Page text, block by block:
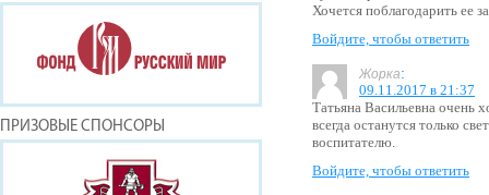
ПРИЗОВЫЕ СПОНСОРЫ
Хочется поблагодарить ее
Войдите, чтобы ответить
Жорка:
09.11.2017 в 21:37
Татьяна Васильевна очень
всегда останутся только
воспитателю.
Войдите, чтобы ответить